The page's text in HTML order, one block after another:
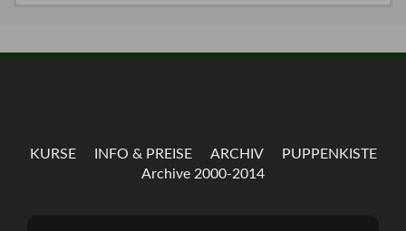
KURSE INFO & PREISE ARCHIV
PUPPENKISTE
Archive 2000-2014